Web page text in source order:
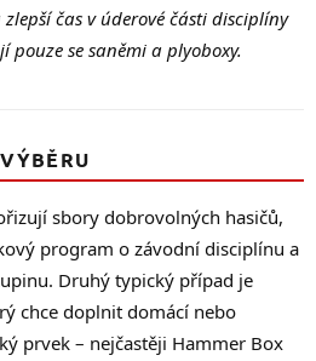
čas v úderové části disciplíny
se saněmi a plyoboxy.
sbory dobrovolných hasičů,
program o závodní disciplínu a
Druhý typický případ je
chce doplnit domácí nebo
prvek – nejčastěji Hammer Box